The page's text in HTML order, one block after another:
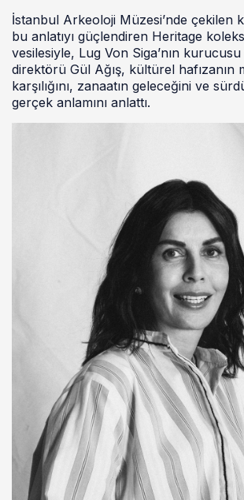
İstanbul Arkeoloji Müzesi’nde çekilen
bu anlatıyı güçlendiren Heritage
vesilesiyle, Lug Von Siga’nın
direktörü Gül Ağış, kültürel hafızanın
karşılığını, zanaatın geleceğini ve
gerçek anlamını anlattı.